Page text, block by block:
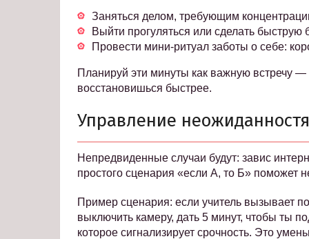
Заняться делом, требующим
Выйти прогуляться или сделать быструю
Провести мини-ритуал заботы о себе:
Планируй эти минуты как важную встречу
восстановишься быстрее.
Управление
Непредвиденные случаи будут: завис
простого сценария «если А, то Б» поможет
Пример сценария: если учитель вызывает
выключить камеру, дать 5 минут, чтобы ты
которое сигнализирует срочность. Это